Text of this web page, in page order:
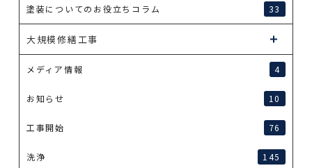
塗装についてのお役立ちコラム 33
大規模修繕工事
メディア情報 4
お知らせ 10
工事開始 76
洗浄 145